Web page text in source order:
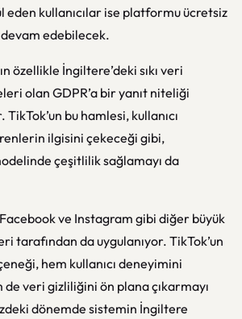
eden kullanıcılar ise platformu ücretsiz
edebilecek.
özellikle İngiltere’deki sıkı veri
olan GDPR’a bir yanıt niteliği
TikTok’un bu hamlesi, kullanıcı
ilgisini çekeceği gibi,
çeşitlilik sağlamayı da
ve Instagram gibi diğer büyük
tarafından da uygulanıyor. TikTok’un
hem kullanıcı deneyimini
veri gizliliğini ön plana çıkarmayı
dönemde sistemin İngiltere